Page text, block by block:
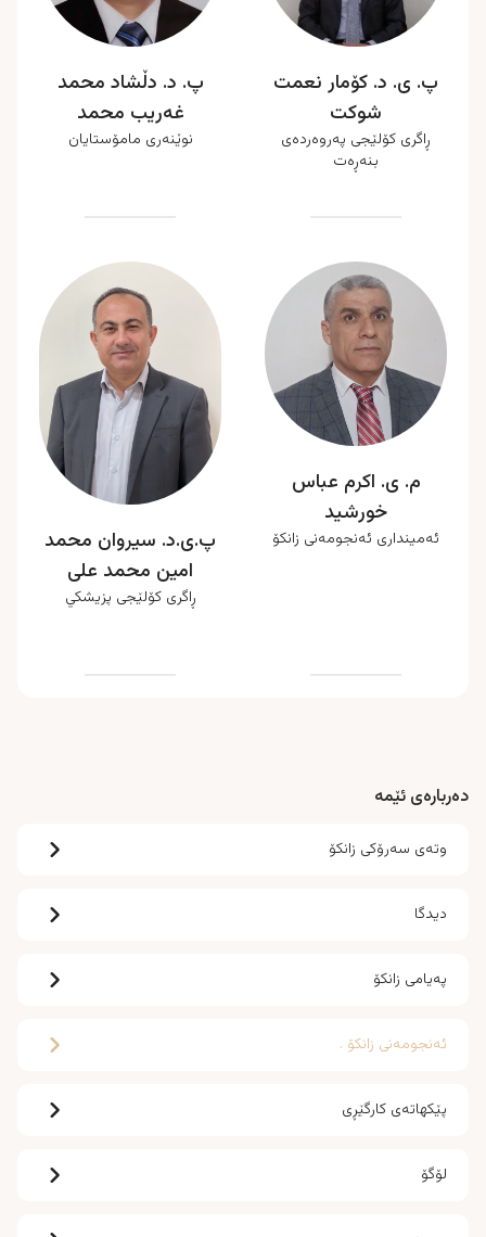
پ. ی. د. کۆمار نعمت
شوکت
ڕاگری کۆلێجی پەروەردەی
بنەڕەت
پ. د. دڵشاد محمد
غەریب محمد
نوێنەری مامۆستایان
م. ى. اكرم عباس
خورشيد
ئەمینداری ئەنجومەنی زانکۆ
پ.ی.د. سیروان محمد
امین محمد علی
ڕاگری کۆلێجی پزیشکي
دەربارەی ئێمە
وتەی سەرۆکی زانکۆ
دیدگا
پەیامی زانکۆ
ئەنجومەنی زانکۆ .
پێکهاتەی کارگێڕی
لۆگۆ